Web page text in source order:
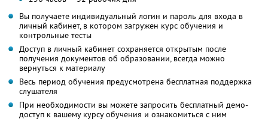
Вы получаете индивидуальный логин и пароль для входа в
личный кабинет, в котором загружен курс обучения и
контрольные тесты
Доступ в личный кабинет сохраняется открытым после
получения документов об образовании, всегда можно
вернуться к материалу
Весь период обучения предусмотрена бесплатная поддержка
слушателя
При необходимости вы можете запросить бесплатный демо-
доступ к вашему курсу обучения и ознакомиться с ним